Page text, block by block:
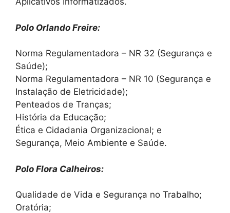
Polo Orlando Freire:
Norma Regulamentadora – NR 32 (Segurança e
Saúde);
Norma Regulamentadora – NR 10 (Segurança e
Instalação de Eletricidade);
Penteados de Tranças;
História da Educação;
Ética e Cidadania Organizacional; e
Segurança, Meio Ambiente e Saúde.
Polo Flora Calheiros:
Qualidade de Vida e Segurança no Trabalho;
Oratória;